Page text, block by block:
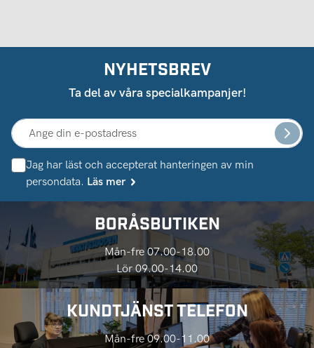
NYHETSBREV
Ta del av våra specialkampanjer!
Jag har läst och accepterat hanteringen av min
persondata. Läs mer
BORÅSBUTIKEN
Mån-fre 07.00-18.00
Lör 09.00-14.00
KUNDTJÄNST TELEFON
Mån-fre 09.00-11.00